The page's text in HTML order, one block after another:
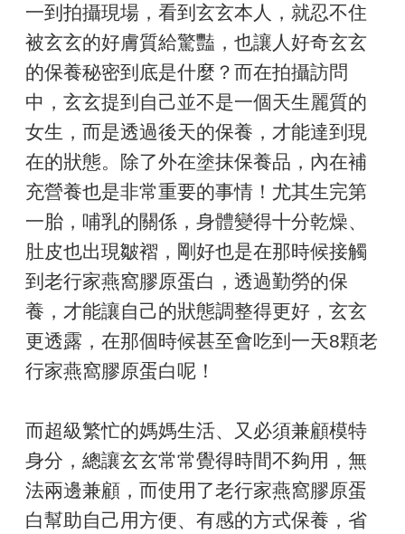
一到拍攝現場，看到玄玄本人，就忍不住
被玄玄的好膚質給驚豔，也讓人好奇玄玄
的保養秘密到底是什麼？而在拍攝訪問
中，玄玄提到自己並不是一個天生麗質的
女生，而是透過後天的保養，才能達到現
在的狀態。除了外在塗抹保養品，內在補
充營養也是非常重要的事情！尤其生完第
一胎，哺乳的關係，身體變得十分乾燥、
肚皮也出現皺褶，剛好也是在那時候接觸
到老行家燕窩膠原蛋白，透過勤勞的保
養，才能讓自己的狀態調整得更好，玄玄
更透露，在那個時候甚至會吃到一天8顆老
行家燕窩膠原蛋白呢！
而超級繁忙的媽媽生活、又必須兼顧模特
身分，總讓玄玄常常覺得時間不夠用，無
法兩邊兼顧，而使用了老行家燕窩膠原蛋
白幫助自己用方便、有感的方式保養，省